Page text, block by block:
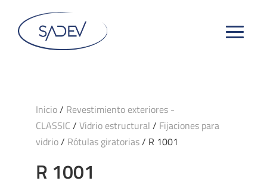
Inicio/ Revestimiento exteriores -
CLASSIC / Vidrio estructural / Fijaciones para
vidrio/ Rótulas giratorias/ R 1001
R 1001